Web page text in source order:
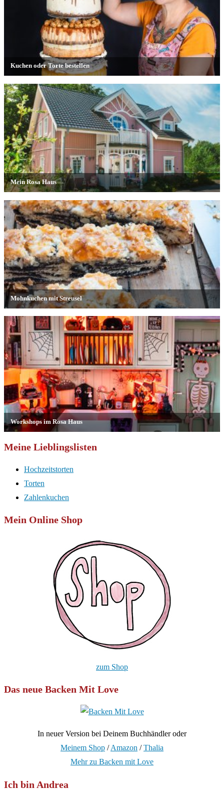
Meine Lieblingslisten
Hochzeitstorten
Torten
Zahlenkuchen
Mein Online Shop
zum Shop
Das neue Backen Mit Love
In neuer Version bei Deinem Buchhändler oder
Meinem Shop /Amazon /Thalia
Mehr zu Backen mit Love
Ich bin Andrea